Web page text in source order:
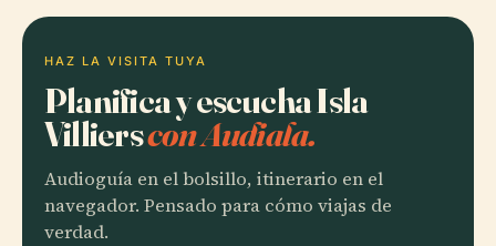
HAZ LA VISITA TUYA
Planifica y escucha Isla
Villierscon Audiala.
Audioguía en el bolsillo, itinerario en el
navegador. Pensado para cómo viajas de
verdad.